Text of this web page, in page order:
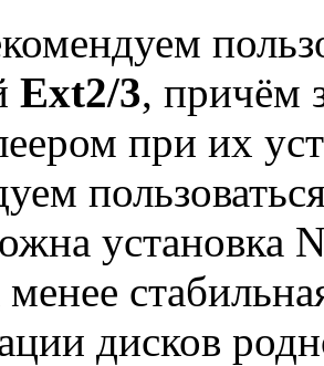
Ext2/3, причём
при их
установка
менее
дисков